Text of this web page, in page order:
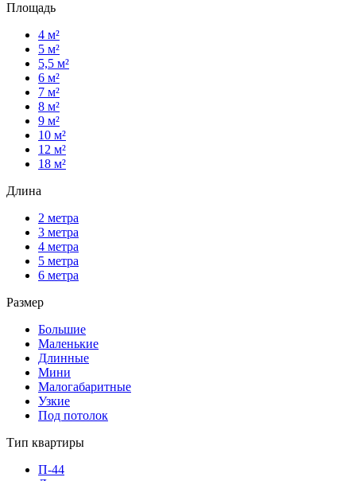
Площадь
4 м²
5 м²
5,5 м²
6 м²
7 м²
8 м²
9 м²
10 м²
12 м²
18 м²
Длина
2 метра
3 метра
4 метра
5 метра
6 метра
Размер
Большие
Маленькие
Длинные
Мини
Малогабаритные
Узкие
Под потолок
Тип квартиры
П-44